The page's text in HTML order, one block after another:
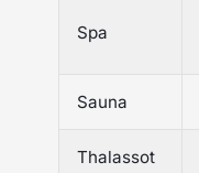
Spa
Sauna
Thalassot